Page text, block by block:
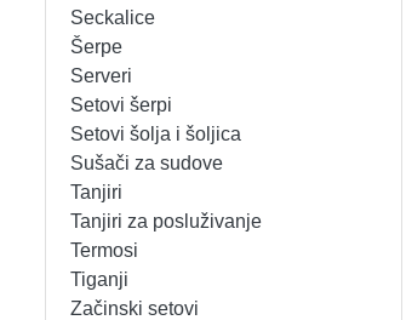
SECKALICE
SOKOVNICI
TOSTERI
USISIVAČI
VENTILATORI
SETOVI ŠOLJA I ŠOLJICA
SUŠAČI ZA SUDOVE
TANJIRI
TANJIRI ZA POSLUŽIVANJE
TERMOSI
Seckalice
Šerpe
Serveri
Setovi šerpi
Setovi šolja i šoljica
Sušači za sudove
Tanjiri
Tanjiri za posluživanje
Termosi
Tiganji
Začinski setovi